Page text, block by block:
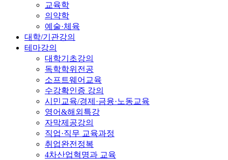
교육학
의약학
예술·체육
대학/기관강의
테마강의
대학기초강의
독학학위전공
소프트웨어교육
수강확인증 강의
시민교육/경제·금융·노동교육
영어&해외특강
자막제공강의
직업·직무 교육과정
취업완전정복
4차산업혁명과 교육